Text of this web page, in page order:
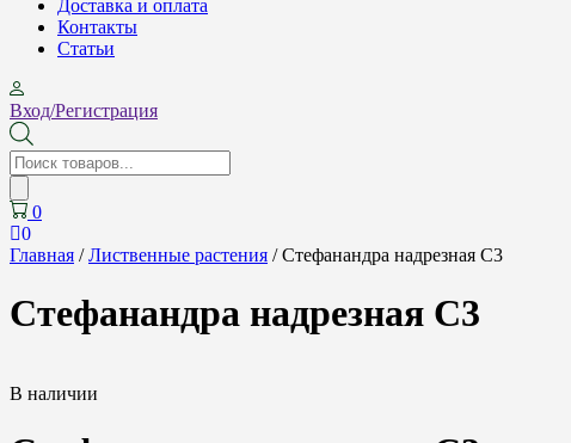
Доставка и оплата
Контакты
Cтатьи
Вход/Регистрация
Поиск
товаров
0
0
Главная /Лиственные растения / Стефанандра надрезная С3
Стефанандра надрезная С3
В наличии